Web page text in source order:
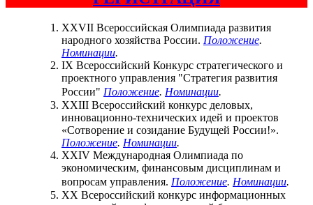
XXVII Всероссийская Олимпиада развития
народного хозяйства России. Положение.
Номинации.
IX Всероссийский Конкурс стратегического и
проектного управления "Стратегия развития
России" Положение. Номинации.
XXIII Всероссийский конкурс деловых,
инновационно-технических идей и проектов
«Сотворение и созидание Будущей России!».
Положение. Номинации.
XXIV Международная Олимпиада по
экономическим, финансовым дисциплинам и
вопросам управления. Положение. Номинации.
XX Всероссийский конкурс информационных